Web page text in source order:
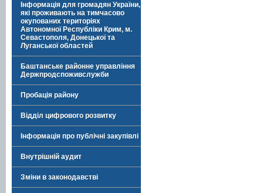
Інформація для громадян України,
які проживають на тимчасово
окупованих територіях
Автономної Республіки Крим, м.
Севастополя, Донецької та
Луганської областей
Баштанське районне управління
Держпродспоживслужби
Пробація району
Відділ цифрового розвитку
Інформація про публічні закупівлі
Внутрішній аудит
Зміни в законодавстві